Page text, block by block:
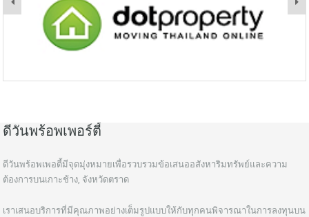
ดีวันพร้อพเพอร์ตี้
ดีวันพร้อพเพอตี้มีจุดมุ่งหมายเพื่อรวบรวมข้อเสนออสังหาริมทรัพย์และความ
ต้องการบนเกาะช้าง, จังหวัดตราด
เราเสนอบริการที่มีคุณภาพอย่างเต็มรูปแบบให้กับทุกคนพิจารณาในการลงทุนบน